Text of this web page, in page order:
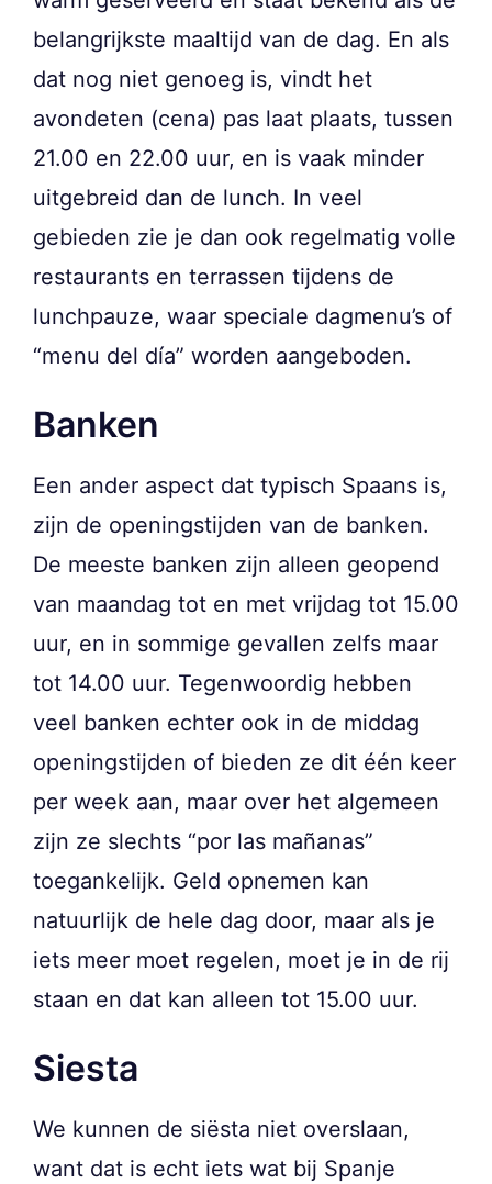
belangrijkste maaltijd van de dag. En als
dat nog niet genoeg is, vindt het
avondeten (cena) pas laat plaats, tussen
21.00 en 22.00 uur, en is vaak minder
uitgebreid dan de lunch. In veel
gebieden zie je dan ook regelmatig volle
restaurants en terrassen tijdens de
lunchpauze, waar speciale dagmenu’s of
“menu del día” worden aangeboden.
Banken
Een ander aspect dat typisch Spaans is,
zijn de openingstijden van de banken.
De meeste banken zijn alleen geopend
van maandag tot en met vrijdag tot 15.00
uur, en in sommige gevallen zelfs maar
tot 14.00 uur. Tegenwoordig hebben
veel banken echter ook in de middag
openingstijden of bieden ze dit één keer
per week aan, maar over het algemeen
zijn ze slechts “por las mañanas”
toegankelijk. Geld opnemen kan
natuurlijk de hele dag door, maar als je
iets meer moet regelen, moet je in de rij
staan en dat kan alleen tot 15.00 uur.
Siesta
We kunnen de siësta niet overslaan,
want dat is echt iets wat bij Spanje